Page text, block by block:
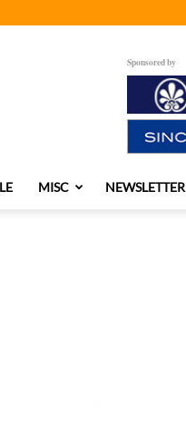
Sponsored by
MISC NEWSLETTER